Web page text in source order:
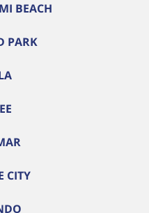
BEACH
PARK
CITY